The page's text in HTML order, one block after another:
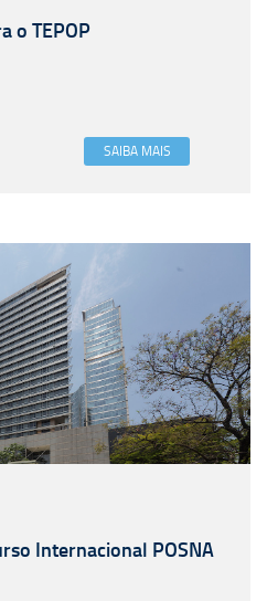
o TEPOP
SAIBA MAIS
Internacional POSNA